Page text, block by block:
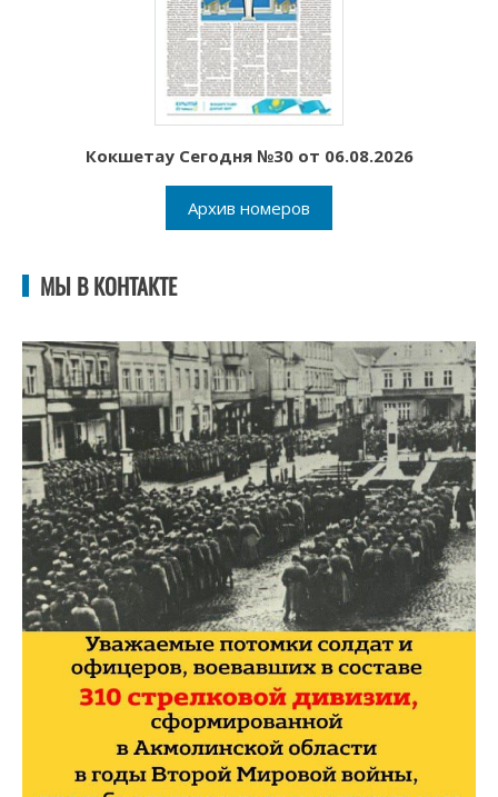
Кокшетау Сегодня №30 от 06.08.2026
Архив номеров
МЫ В КОНТАКТЕ